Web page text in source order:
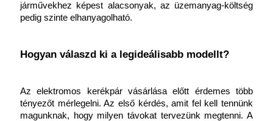
járművekhez képest alacsonyak, az üzemanyag-költség
pedig szinte elhanyagolható.
Hogyan válaszd ki a legideálisabb modellt?
Az elektromos kerékpár vásárlása előtt érdemes több
tényezőt mérlegelni. Az első kérdés, amit fel kell tennünk
magunknak, hogy milyen távokat tervezünk megtenni. A